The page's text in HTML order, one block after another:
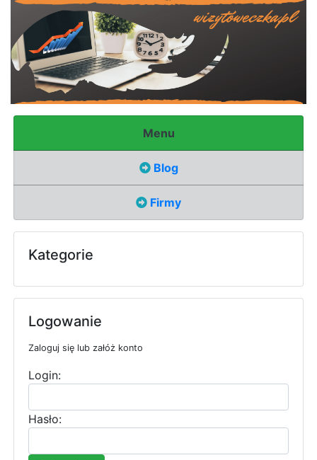
Menu
Blog
Firmy
Kategorie
Logowanie
Zaloguj się lub załóż konto
Login:
Hasło: